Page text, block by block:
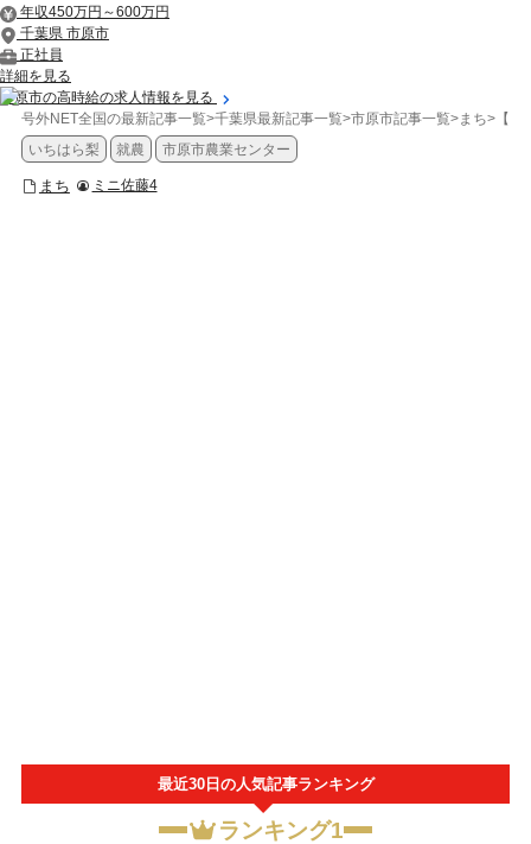
年収450万円～600万円
千葉県 市原市
正社員
詳細を見る
市原市の高時給の求人情報を見る
号外NET全国の最新記事一覧>千葉県最新記事一覧>市原市記事一覧>まち>【市
いちはら梨
就農 市原市農業センター
まち ミニ佐藤4
最近30日の人気記事ランキング
ランキング1